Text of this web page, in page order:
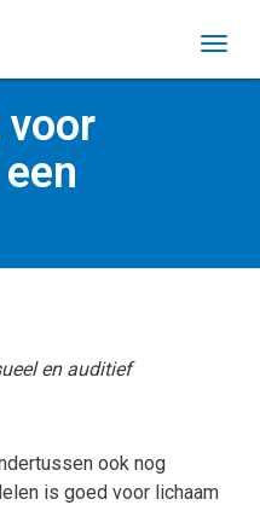
voor
en auditief
ook nog
is goed voor lichaam